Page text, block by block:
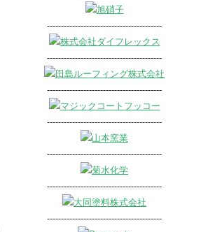
-----------------------------------------
-----------------------------------------
-----------------------------------------
-----------------------------------------
-----------------------------------------
-----------------------------------------
-----------------------------------------